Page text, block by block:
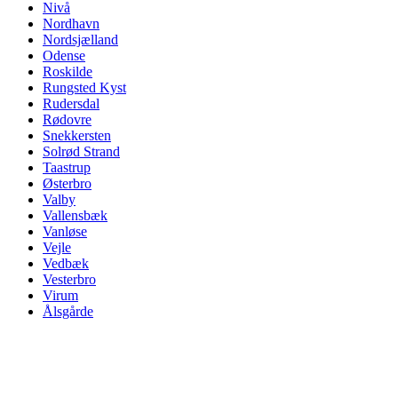
Nivå
Nordhavn
Nordsjælland
Odense
Roskilde
Rungsted Kyst
Rudersdal
Rødovre
Snekkersten
Solrød Strand
Taastrup
Østerbro
Valby
Vallensbæk
Vanløse
Vejle
Vedbæk
Vesterbro
Virum
Ålsgårde